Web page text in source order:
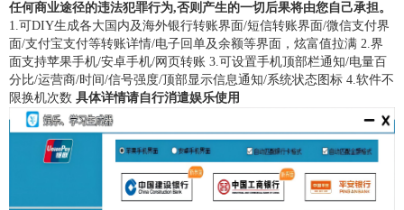
任何商业途径的违法犯罪行为,否则产生的一切后果将由您自己承担。
1.可DIY生成各大国内及海外银行转账界面/短信转账界面/微信支付界
面/支付宝支付等转账详情/电子回单及余额等界面，炫富值拉满 2.界
面支持苹果手机/安卓手机/网页转账 3.可设置手机顶部栏通知/电量百
分比/运营商/时间/信号强度/顶部显示信息通知/系统状态图标 4.软件不
限换机次数 具体详情请自行消遣娱乐使用